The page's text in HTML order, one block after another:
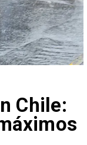
Chile: